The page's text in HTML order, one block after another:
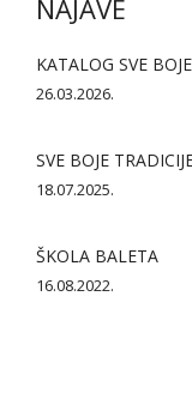
NAJAVE
KATALOG SVE
26.03.2026.
SVE BOJE
18.07.2025.
ŠKOLA BALETA
16.08.2022.